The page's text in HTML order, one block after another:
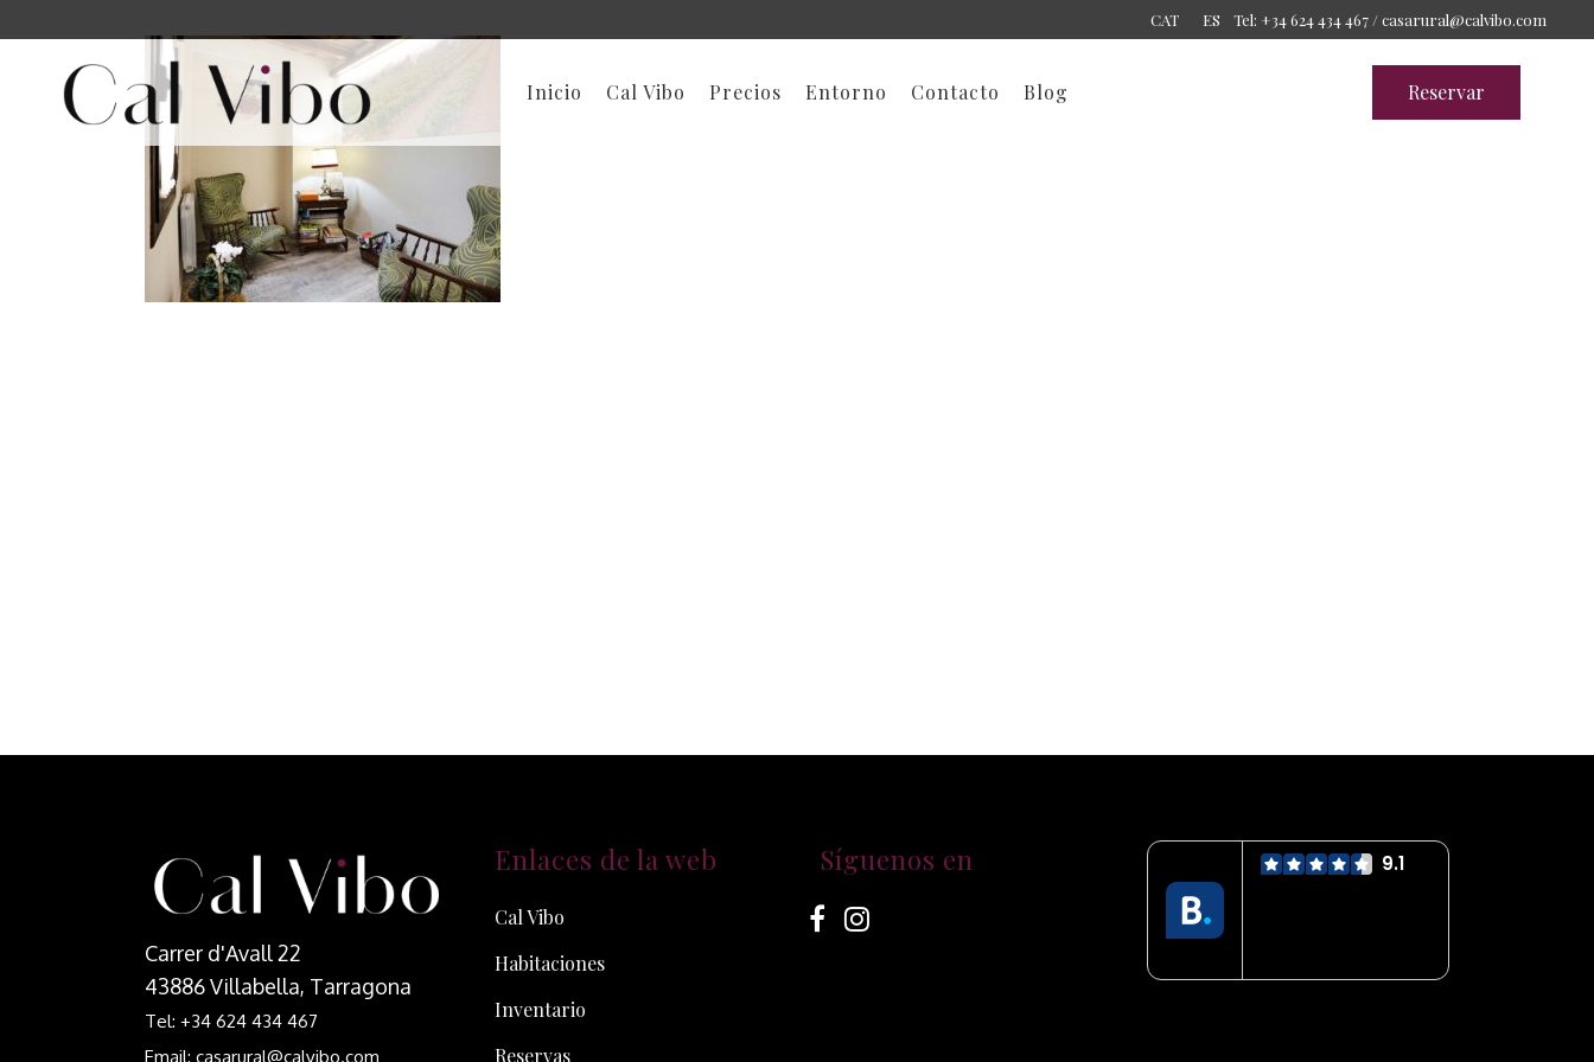
CAT ES Tel: +34 624 434 467 /casarural@calvibo.com
Reservar
Inicio Cal Vibo Precios Entorno Contacto Blog
Carrer d'Avall 22
43886 Villabella, Tarragona
Tel: +34 624 434 467
Email: casarural@calvibo.com
Enlaces de la web
Cal Vibo
Habitaciones
Inventario
Reservas
Síguenos en
9.1